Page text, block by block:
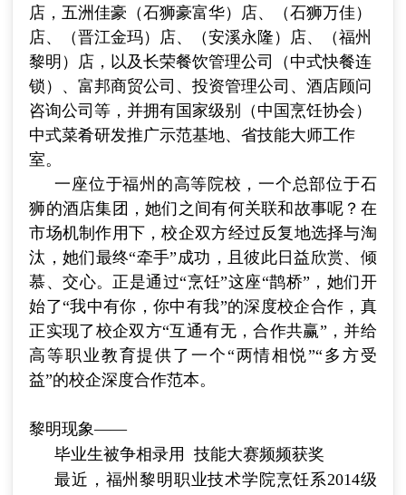
店，五洲佳豪（石狮豪富华）店、（石狮万佳）
店、（晋江金玛）店、（安溪永隆）店、（福州
黎明）店，以及长荣餐饮管理公司（中式快餐连
锁）、富邦商贸公司、投资管理公司、酒店顾问
咨询公司等，并拥有国家级别（中国烹饪协会）
中式菜肴研发推广示范基地、省技能大师工作
室。
一座位于福州的高等院校，一个总部位于石
狮的酒店集团，她们之间有何关联和故事呢？在
市场机制作用下，校企双方经过反复地选择与淘
汰，她们最终“牵手”成功，且彼此日益欣赏、倾
慕、交心。正是通过“烹饪”这座“鹊桥”，她们开
始了“我中有你，你中有我”的深度校企合作，真
正实现了校企双方“互通有无，合作共赢”，并给
高等职业教育提供了一个“两情相悦”“多方受
益”的校企深度合作范本。
黎明现象——
毕业生被争相录用
技能大赛频频获奖
最近，福州黎明职业技术学院烹饪系2014级